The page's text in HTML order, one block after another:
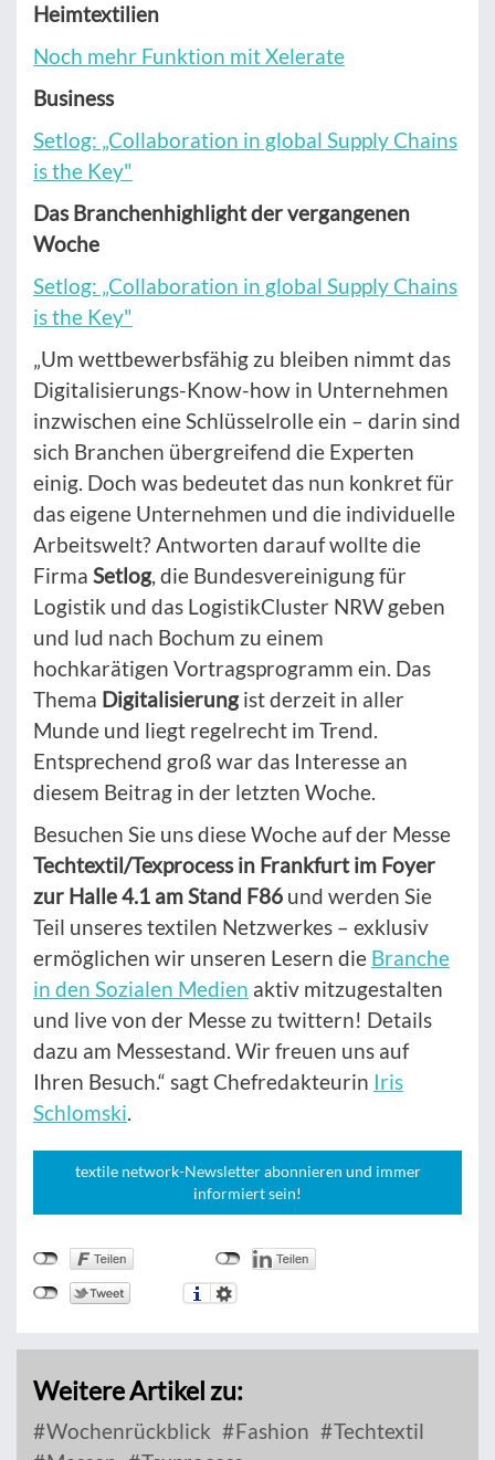
Heimtextilien
Noch mehr Funktion mit Xelerate
Business
Setlog: „Collaboration in global Supply Chains
is the Key"
Das Branchenhighlight der vergangenen
Woche
Setlog: „Collaboration in global Supply Chains
is the Key"
„Um wettbewerbsfähig zu bleiben nimmt das
Digitalisierungs-Know-how in Unternehmen
inzwischen eine Schlüsselrolle ein – darin sind
sich Branchen übergreifend die Experten
einig. Doch was bedeutet das nun konkret für
das eigene Unternehmen und die individuelle
Arbeitswelt? Antworten darauf wollte die
Firma Setlog, die Bundesvereinigung für
Logistik und das LogistikCluster NRW geben
und lud nach Bochum zu einem
hochkarätigen Vortragsprogramm ein. Das
Thema Digitalisierungist derzeit in aller
Munde und liegt regelrecht im Trend.
Entsprechend groß war das Interesse an
diesem Beitrag in der letzten Woche.
Besuchen Sie uns diese Woche auf der Messe
Techtextil/Texprocess in Frankfurt im Foyer
zur Halle 4.1 am Stand F86 und werden Sie
Teil unseres textilen Netzwerkes – exklusiv
ermöglichen wir unseren Lesern die Branche
in den Sozialen Medien aktiv mitzugestalten
und live von der Messe zu twittern! Details
dazu am Messestand. Wir freuen uns auf
Ihren Besuch.“ sagt Chefredakteurin Iris
Schlomski.
textile network-Newsletter abonnieren und immer
informiert sein!
Weitere Artikel zu:
Wochenrückblick Fashion
Techtextil